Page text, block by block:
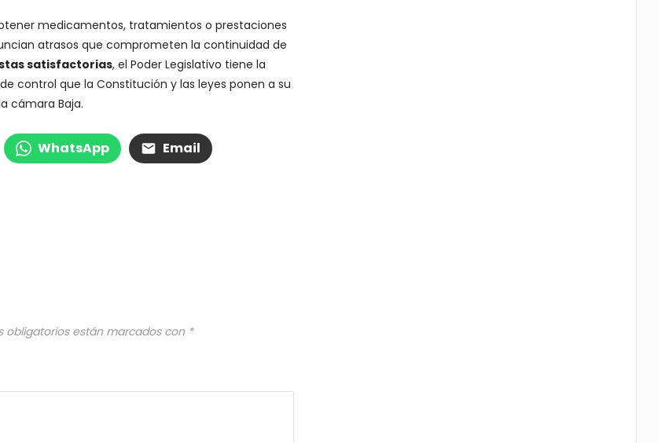
medicamentos, tratamientos o prestaciones
atrasos que comprometen la continuidad de
satisfactorias, el Poder Legislativo tiene la
control que la Constitución y las leyes ponen a su
cámara Baja.
WhatsApp Email
obligatorios están marcados con *